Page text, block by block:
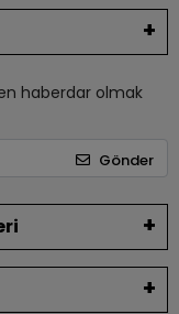
haberdar olmak
Gönder